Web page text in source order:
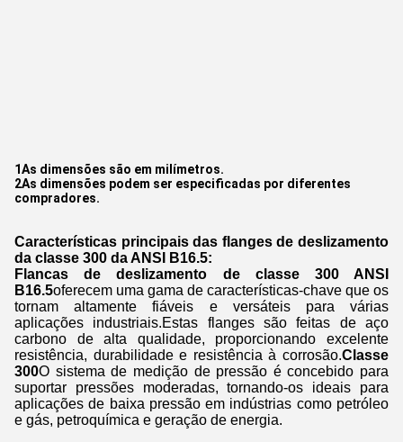
1As dimensões são em milímetros.
2As dimensões podem ser especificadas por diferentes
compradores.
Características principais das flanges de deslizamento
da classe 300 da ANSI B16.5:
Flancas de deslizamento de classe 300 ANSI
B16.5oferecem uma gama de características-chave que os
tornam altamente fiáveis e versáteis para várias
aplicações industriais.Estas flanges são feitas de aço
carbono de alta qualidade, proporcionando excelente
resistência, durabilidade e resistência à corrosão.Classe
300O sistema de medição de pressão é concebido para
suportar pressões moderadas, tornando-os ideais para
aplicações de baixa pressão em indústrias como petróleo
e gás, petroquímica e geração de energia.